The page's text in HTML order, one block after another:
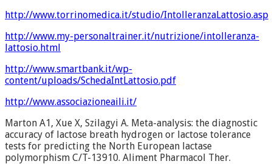
http://www.torrinomedica.it/studio/IntolleranzaLattosio.asp
http://www.my-personaltrainer.it/nutrizione/intolleranza-
lattosio.html
http://www.smartbank.it/wp-
content/uploads/SchedaIntLattosio.pdf
http://www.associazioneaili.it/
Marton A1, Xue X, Szilagyi A. Meta-analysis: the diagnostic
accuracy of lactose breath hydrogen or lactose tolerance
tests for predicting the North European lactase
polymorphism C/T-13910. Aliment Pharmacol Ther.